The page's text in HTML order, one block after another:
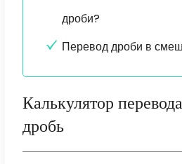
дроби?
Перевод дроби в
Калькулятор
дробь